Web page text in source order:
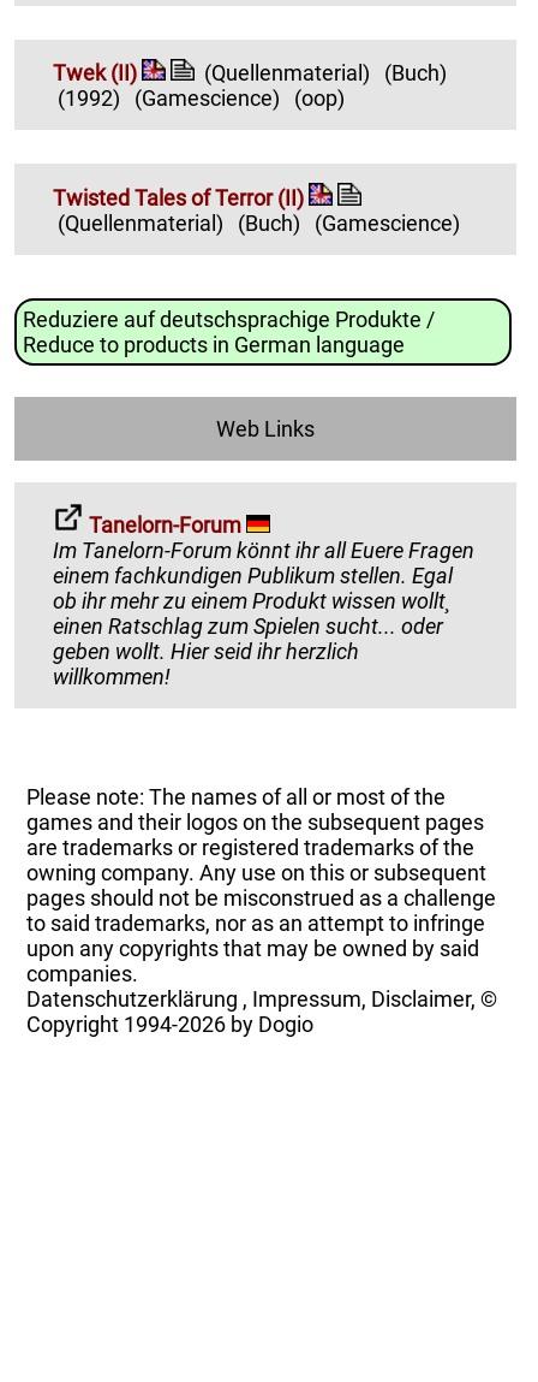
Twek (II) (Quellenmaterial)
(Buch)
(1992)
(Gamescience) (oop)
Twisted Tales of Terror (II)
(Quellenmaterial)
(Buch) (Gamescience)
Reduziere auf deutschsprachige Produkte /
Reduce to products in German language
Web Links
Tanelorn-Forum
Im Tanelorn-Forum könnt ihr all Euere Fragen
einem fachkundigen Publikum stellen. Egal
ob ihr mehr zu einem Produkt wissen wollt¸
einen Ratschlag zum Spielen sucht... oder
geben wollt. Hier seid ihr herzlich
willkommen!
Please note: The names of all or most of the
games and their logos on the subsequent pages
are trademarks or registered trademarks of the
owning company. Any use on this or subsequent
pages should not be misconstrued as a challenge
to said trademarks, nor as an attempt to infringe
upon any copyrights that may be owned by said
companies.
Datenschutzerklärung , Impressum, Disclaimer, ©
Copyright 1994-2026 by Dogio